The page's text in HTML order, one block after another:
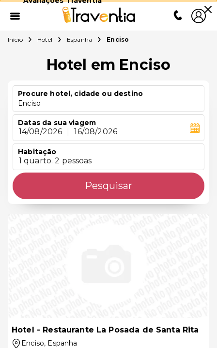
Início Hotel Espanha Enciso
Hotel em Enciso
Procure hotel, cidade ou destino
Enciso
Datas da sua viagem
14/08/2026 16/08/2026
Habitação
1 quarto. 2 pessoas
Pesquisar
Hotel - Restaurante La Posada de Santa Rita
Enciso, Espanha